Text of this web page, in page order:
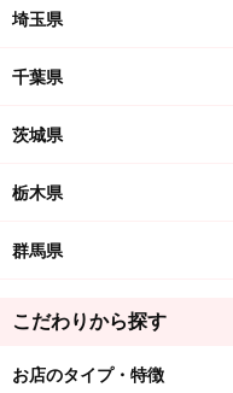
埼玉県
千葉県
茨城県
栃木県
群馬県
こだわりから探す
お店のタイプ・特徴